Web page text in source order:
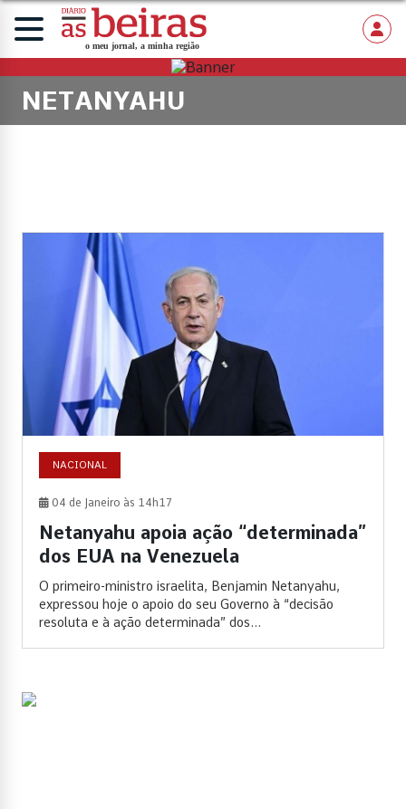
NETANYAHU
NACIONAL
04 de Janeiro às 14h17
Netanyahu apoia ação “determinada”
dos EUA na Venezuela
O primeiro-ministro israelita, Benjamin Netanyahu,
expressou hoje o apoio do seu Governo à “decisão
resoluta e à ação determinada” dos...